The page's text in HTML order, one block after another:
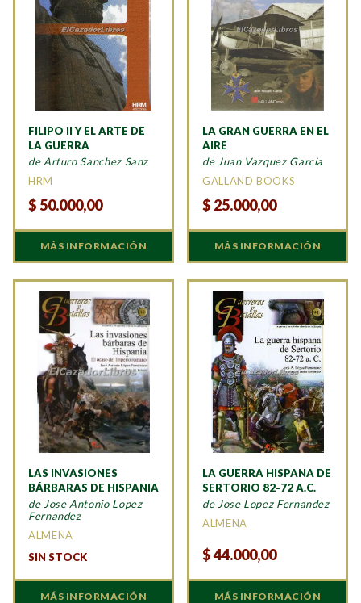
FILIPO II Y EL ARTE DE
LA GUERRA
de Arturo Sanchez Sanz
HRM
$ 50.000,00
MÁS INFORMACIÓN
LA GRAN GUERRA EN EL
AIRE
de Juan Vazquez Garcia
GALLAND BOOKS
$ 25.000,00
MÁS INFORMACIÓN
LAS INVASIONES
BÁRBARAS DE HISPANIA
de Jose Antonio Lopez
Fernandez
ALMENA
SIN STOCK
MÁS INFORMACIÓN
LA GUERRA HISPANA DE
SERTORIO 82-72 A.C.
de Jose Lopez Fernandez
ALMENA
$44.000,00
MÁS INFORMACIÓN